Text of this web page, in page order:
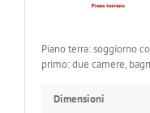
Piano terra: soggiorno
primo: due camere,
Dimensioni